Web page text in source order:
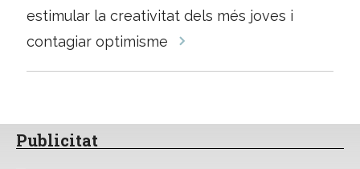
estimular la creativitat dels més joves i
contagiar optimisme
Publicitat